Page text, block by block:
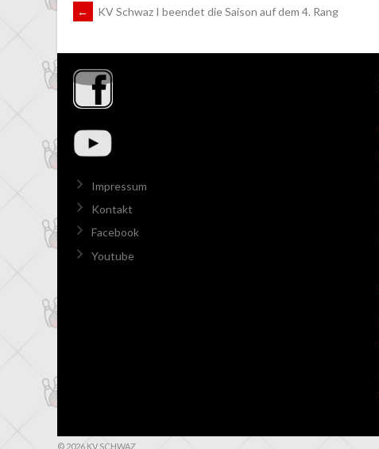
ARTIKEL-
NAVIGATION
← KV Schwaz I beendet die Saison auf dem 4. Rang
Impressum
Kontakt
Facebook
Youtube
© 2026 KV SCHWAZ